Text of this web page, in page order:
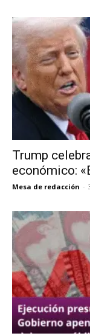
Trump
económico:
Mesa de redacción -